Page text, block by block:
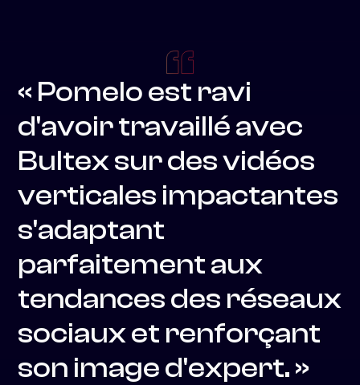
« Pomelo est ravi
d'avoir travaillé avec
Bultex sur des vidéos
verticales impactantes
s'adaptant
parfaitement aux
tendances des réseaux
sociaux et renforçant
son image d'expert. »